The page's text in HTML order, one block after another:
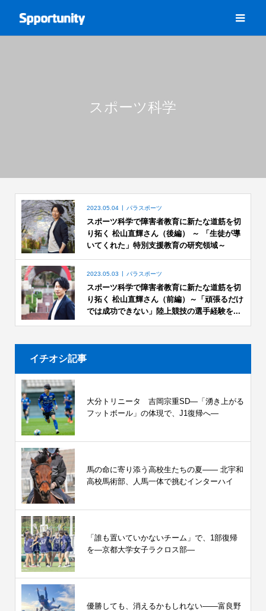
スポーツ科学
2023.05.04 パラスポーツ
スポーツ科学で障害者教育に新たな道筋を切
り拓く 松山直輝さん（後編） ～ 「生徒が導
いてくれた」特別支援教育の研究領域～
2023.05.03 パラスポーツ
スポーツ科学で障害者教育に新たな道筋を切
り拓く 松山直輝さん（前編）～「頑張るだけ
では成功できない」陸上競技の選手経験を...
イチオシ記事
大分トリニータ 吉岡宗重SD―「湧き上がる
フットボール」の体現で、J1復帰へ―
馬の命に寄り添う高校生たちの夏—— 北宇和
高校馬術部、人馬一体で挑むインターハイ
「誰も置いていかないチーム」で、1部復帰
を―京都大学女子ラクロス部―
優勝しても、消えるかもしれない――富良野